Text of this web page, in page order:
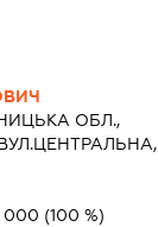
ОБЛ.,
000 (100 %)